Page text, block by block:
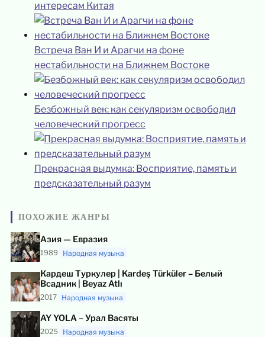
интересам Китая
Встреча Ван И и Арагчи на фоне
нестабильности на Ближнем Востоке
Безбожный век: как секуляризм освободил
человеческий прогресс
Прекрасная выдумка: Восприятие, память и
предсказательный разум
ПОХОЖИЕ ЖАНРЫ
Азия — Евразия
1989 Народная музыка
Кардеш Туркулер | Kardeş Türküler – Белый
Всадник | Beyaz Atlı
2017 Народная музыка
AY YOLA – Урал Васяты
2025 Народная музыка